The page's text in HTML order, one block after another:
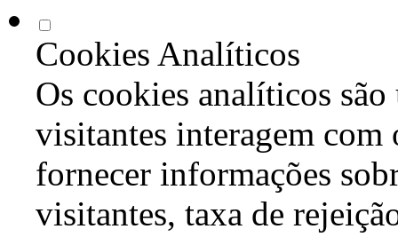
Cookies Analíticos
Os cookies analíticos são
visitantes interagem com
fornecer informações
visitantes, taxa de